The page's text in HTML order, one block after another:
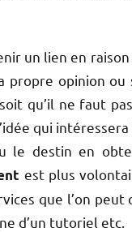
un lien en
propre opinion
qu’il ne faut
qui
le destin en
est plus
que l’on
d’un tutoriel etc.